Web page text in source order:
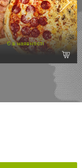
Є в наявності